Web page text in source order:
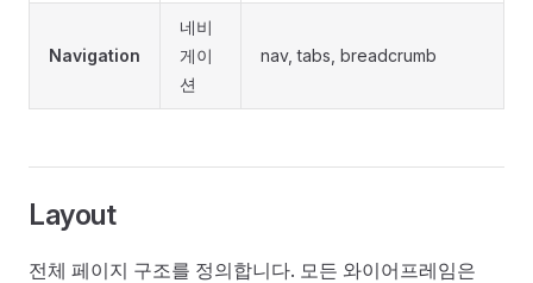
Navigation
네비
게이
션
nav, tabs, breadcrumb
Layout
전체 페이지 구조를 정의합니다. 모든 와이어프레임은